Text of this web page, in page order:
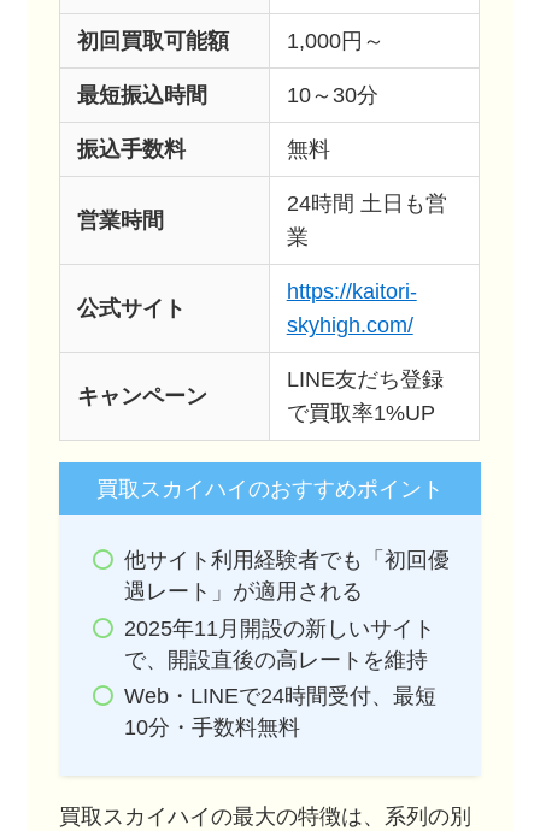
初回買取可能額 1,000円～
最短振込時間 10～30分
振込手数料 無料
営業時間
24時間 土日も営
業
公式サイト
https://kaitori-
skyhigh.com/
キャンペーン
LINE友だち登録
で買取率1%UP
買取スカイハイのおすすめポイント
他サイト利用経験者でも「初回優
遇レート」が適用される
2025年11月開設の新しいサイト
で、開設直後の高レートを維持
Web・LINEで24時間受付、最短
10分・手数料無料
買取スカイハイの最大の特徴は、系列の別